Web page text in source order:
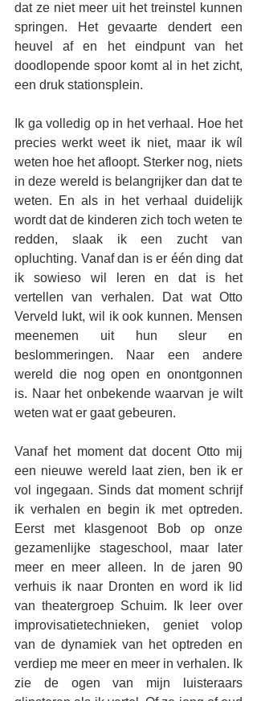
dat ze niet meer uit het treinstel kunnen
springen. Het gevaarte dendert een
heuvel af en het eindpunt van het
doodlopende spoor komt al in het zicht,
een druk stationsplein.
Ik ga volledig op in het verhaal. Hoe het
precies werkt weet ik niet, maar ik wíl
weten hoe het afloopt. Sterker nog, niets
in deze wereld is belangrijker dan dat te
weten. En als in het verhaal duidelijk
wordt dat de kinderen zich toch weten te
redden, slaak ik een zucht van
opluchting. Vanaf dan is er één ding dat
ik sowieso wil leren en dat is het
vertellen van verhalen. Dat wat Otto
Verveld lukt, wil ik ook kunnen. Mensen
meenemen uit hun sleur en
beslommeringen. Naar een andere
wereld die nog open en onontgonnen
is. Naar het onbekende waarvan je wilt
weten wat er gaat gebeuren.
Vanaf het moment dat docent Otto mij
een nieuwe wereld laat zien, ben ik er
vol ingegaan. Sinds dat moment schrijf
ik verhalen en begin ik met optreden.
Eerst met klasgenoot Bob op onze
gezamenlijke stageschool, maar later
meer en meer alleen. In de jaren 90
verhuis ik naar Dronten en word ik lid
van theatergroep Schuim. Ik leer over
improvisatietechnieken, geniet volop
van de dynamiek van het optreden en
verdiep me meer en meer in verhalen. Ik
zie de ogen van mijn luisteraars